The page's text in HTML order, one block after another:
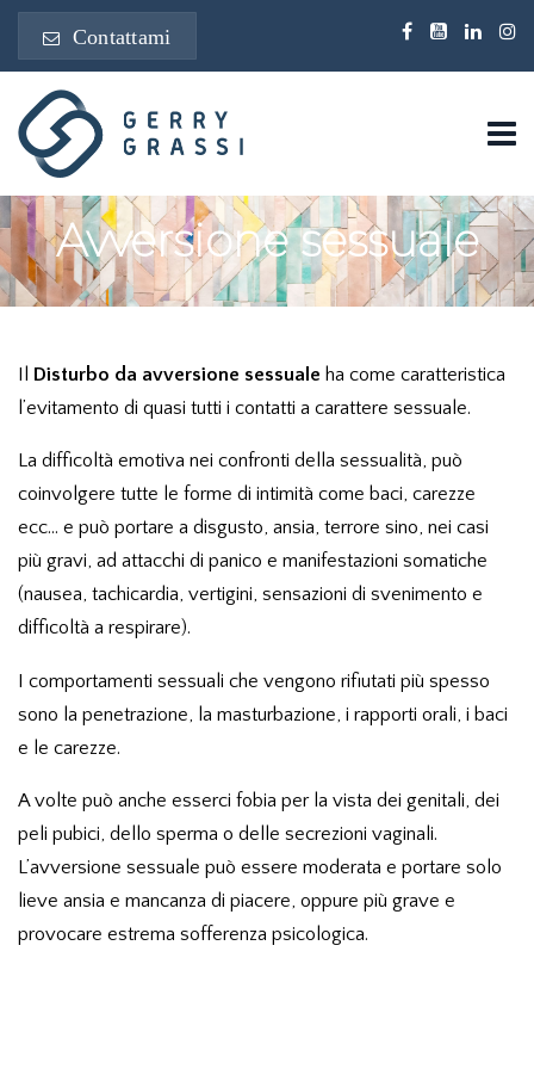
Contattami
Avversione sessuale
Il Disturbo da avversione sessuale ha come caratteristica
l’evitamento di quasi tutti i contatti a carattere sessuale.
La difficoltà emotiva nei confronti della sessualità, può
coinvolgere tutte le forme di intimità come baci, carezze
ecc… e può portare a disgusto, ansia, terrore sino, nei casi
più gravi, ad attacchi di panico e manifestazioni somatiche
(nausea, tachicardia, vertigini, sensazioni di svenimento e
difficoltà a respirare).
I comportamenti sessuali che vengono rifiutati più spesso
sono la penetrazione, la masturbazione, i rapporti orali, i baci
e le carezze.
A volte può anche esserci fobia per la vista dei genitali, dei
peli pubici, dello sperma o delle secrezioni vaginali.
L’avversione sessuale può essere moderata e portare solo
lieve ansia e mancanza di piacere, oppure più grave e
provocare estrema sofferenza psicologica.